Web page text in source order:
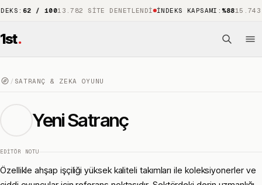
/ 100 13.782 SITE DENETLENDI İNDEKS KAPSAMI:%8815.743 ÖNE
1st.
/ SATRANÇ & ZEKA OYUNU
Yeni Satranç
EDITÖR NOTU
Özellikle ahşap işçiliği yüksek kaliteli takımları ile koleksiyonerler ve